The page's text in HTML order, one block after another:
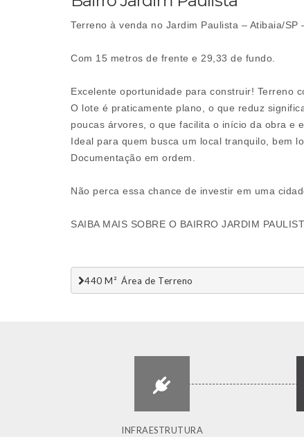
Terreno à venda no Jardim Paulista – Atibaia/SP
Com 15 metros de frente e 29,33 de fundo.
Excelente oportunidade para construir! Terreno
O lote é praticamente plano, o que reduz
poucas árvores, o que facilita o início da obra e
Ideal para quem busca um local tranquilo, bem
Documentação em ordem.
Não perca essa chance de investir em uma
SAIBA MAIS SOBRE O BAIRRO JARDIM
440 M²  Área de Terreno
INFRAESTRUTURA